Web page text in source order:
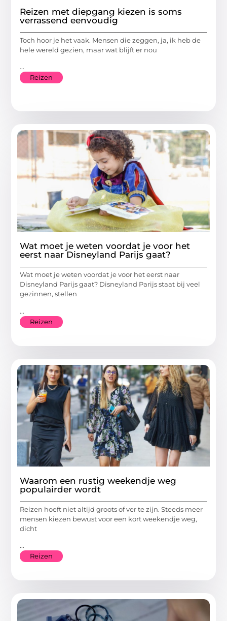
Reizen met diepgang kiezen is soms
verrassend eenvoudig
Toch hoor je het vaak. Mensen die zeggen, ja, ik heb de
hele wereld gezien, maar wat blijft er nou
...
Reizen
Wat moet je weten voordat je voor het
eerst naar Disneyland Parijs gaat?
Wat moet je weten voordat je voor het eerst naar
Disneyland Parijs gaat? Disneyland Parijs staat bij veel
gezinnen, stellen
...
Reizen
Waarom een rustig weekendje weg
populairder wordt
Reizen hoeft niet altijd groots of ver te zijn. Steeds meer
mensen kiezen bewust voor een kort weekendje weg,
dicht
...
Reizen